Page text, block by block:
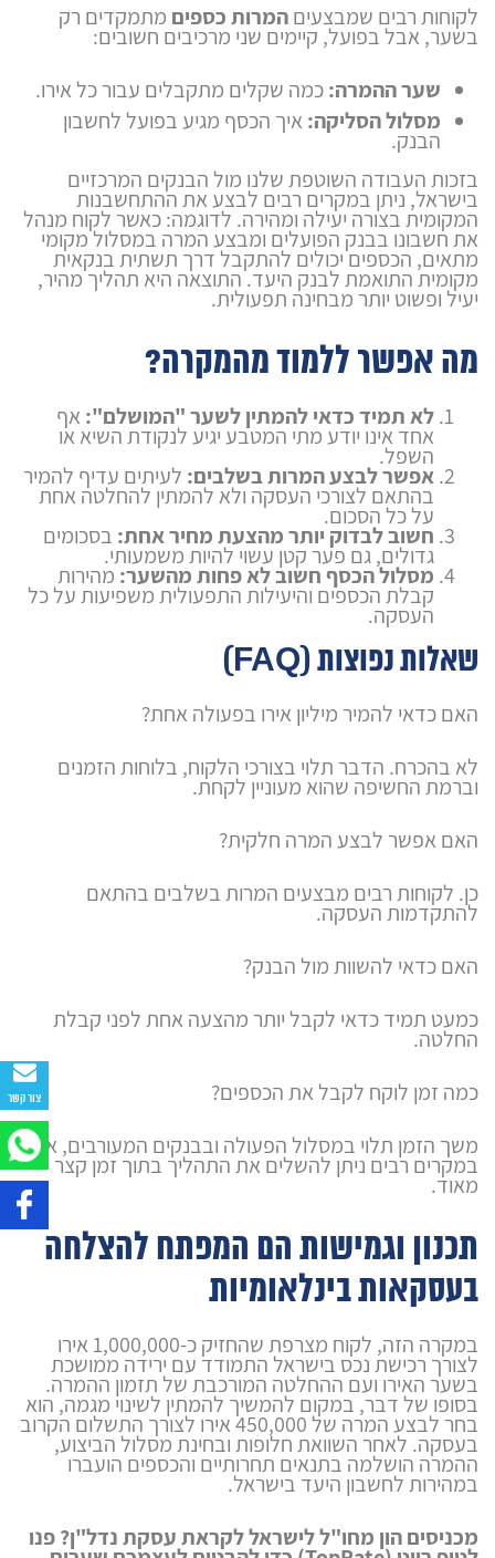
צור קשר
לקוחות רבים שמבצעיםהמרות כספים מתמקדים רק
בשער, אבל בפועל, קיימים שני מרכיבים חשובים:
שער ההמרה:כמה שקלים מתקבלים עבור כל אירו.
מסלול הסליקה:איך הכסף מגיע בפועל לחשבון
הבנק.
בזכות העבודה השוטפת שלנו מול הבנקים המרכזיים
בישראל, ניתן במקרים רבים לבצע את ההתחשבנות
המקומית בצורה יעילה ומהירה. לדוגמה: כאשר לקוח מנהל
את חשבונו בבנק הפועלים ומבצע המרה במסלול מקומי
מתאים, הכספים יכולים להתקבל דרך תשתית בנקאית
מקומית התואמת לבנק היעד. התוצאה היא תהליך מהיר,
יעיל ופשוט יותר מבחינה תפעולית.
מה אפשר ללמוד מהמקרה?
לא תמיד כדאי להמתין לשער "המושלם":אף
אחד אינו יודע מתי המטבע יגיע לנקודת השיא או
השפל.
אפשר לבצע המרות בשלבים: לעיתים עדיף להמיר
בהתאם לצורכי העסקה ולא להמתין להחלטה אחת
על כל הסכום.
חשוב לבדוק יותר מהצעת מחיר אחת: בסכומים
גדולים, גם פער קטן עשוי להיות משמעותי.
מסלול הכסף חשוב לא פחות מהשער: מהירות
קבלת הכספים והיעילות התפעולית משפיעות על כל
העסקה.
שאלות נפוצות (FAQ)
האם כדאי להמיר מיליון אירו בפעולה אחת?
לא בהכרח. הדבר תלוי בצורכי הלקוח, בלוחות הזמנים
וברמת החשיפה שהוא מעוניין לקחת.
האם אפשר לבצע המרה חלקית?
כן. לקוחות רבים מבצעים המרות בשלבים בהתאם
להתקדמות העסקה.
האם כדאי להשוות מול הבנק?
כמעט תמיד כדאי לקבל יותר מהצעה אחת לפני קבלת
החלטה.
כמה זמן לוקח לקבל את הכספים?
משך הזמן תלוי במסלול הפעולה ובבנקים המעורבים, אך
במקרים רבים ניתן להשלים את התהליך בתוך זמן קצר
מאוד.
תכנון וגמישות הם המפתח להצלחה
בעסקאות בינלאומיות
במקרה הזה, לקוח מצרפת שהחזיק כ-1,000,000 אירו
לצורך רכישת נכס בישראל התמודד עם ירידה ממושכת
בשער האירו ועם ההחלטה המורכבת של תזמון ההמרה.
בסופו של דבר, במקום להמשיך להמתין לשינוי מגמה, הוא
בחר לבצע המרה של 450,000 אירו לצורך התשלום הקרוב
בעסקה. לאחר השוואת חלופות ובחינת מסלול הביצוע,
ההמרה הושלמה בתנאים תחרותיים והכספים הועברו
במהירות לחשבון היעד בישראל.
מכניסים הון מחו"ל לישראל לקראת עסקת נדל"ן? פנו